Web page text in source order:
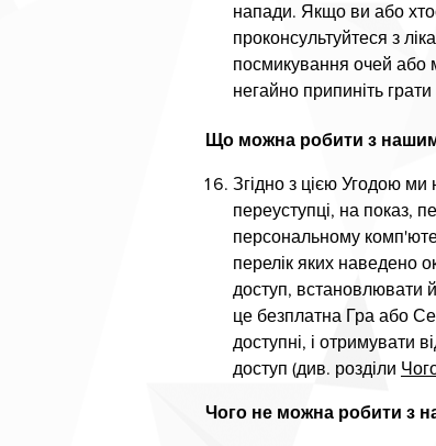
напади. Якщо ви або
проконсультуйтеся з
посмикування очей або
негайно припиніть
Що можна робити з
Згідно з цією Угодою ми
переуступці, на показ,
персональному
перелік яких наведено
доступ, встановлювати
це безплатна Гра або
доступні, і отримувати
доступ (див. розділи
Чого не можна робити з